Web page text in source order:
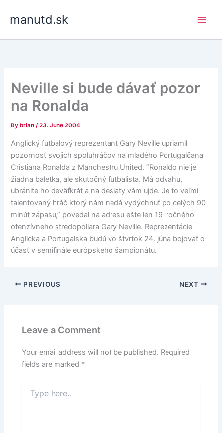
manutd.sk
Neville si bude dávať pozor
na Ronalda
By brian/23. June 2004
Anglický futbalový reprezentant Gary Neville upriamil
pozornosť svojich spoluhráčov na mladého Portugalčana
Cristiana Ronalda z Manchestru United. “Ronaldo nie je
žiadna baletka, ale skutočný futbalista. Má odvahu,
ubránite ho deväťkrát a na desiaty vám ujde. Je to veľmi
talentovaný hráč ktorý nám nedá vydýchnuť po celých 90
minút zápasu,” povedal na adresu ešte len 19-ročného
ofenzívneho stredopoliara Gary Neville. Reprezentácie
Anglicka a Portugalska budú vo štvrtok 24. júna bojovať o
účasť v semifinále európskeho šampionátu.
PREVIOUS NEXT
Leave a Comment
Your email address will not be published. Required
fields are marked *
here..